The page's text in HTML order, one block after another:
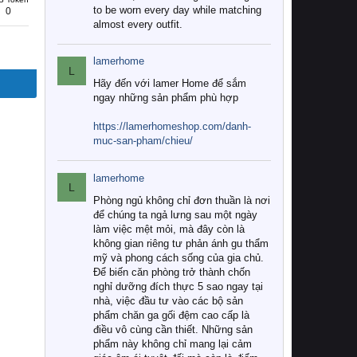
0
to be worn every day while matching
almost every outfit.
L
lamerhome
Hãy đến với lamer Home để sắm
ngay những sản phẩm phù hợp
https://lamerhomeshop.com/danh-
muc-san-pham/chieu/
L
lamerhome
Phòng ngủ không chỉ đơn thuần là nơi
để chúng ta ngả lưng sau một ngày
làm việc mệt mỏi, mà đây còn là
không gian riêng tư phản ánh gu thẩm
mỹ và phong cách sống của gia chủ.
Để biến căn phòng trở thành chốn
nghỉ dưỡng đích thực 5 sao ngay tại
nhà, việc đầu tư vào các bộ sản
phẩm chăn ga gối đệm cao cấp là
điều vô cùng cần thiết. Những sản
phẩm này không chỉ mang lại cảm